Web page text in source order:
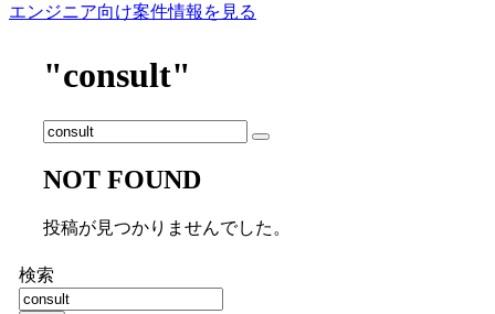
エンジニア向け案件情報を見る
"consult"
NOT FOUND
投稿が見つかりませんでした。
検索